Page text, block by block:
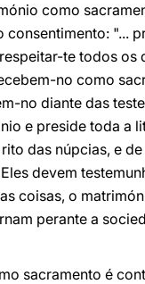
como
consentimento: "...
te todos os
no como
no diante das
e preside toda a
das núpcias, e
devem
coisas, o
perante a
sacramento é